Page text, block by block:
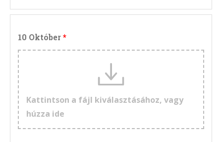
10 Október
Kattintson a fájl kiválasztásához, vagy
húzza ide